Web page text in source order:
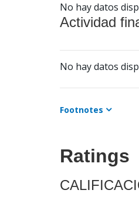
No hay datos
Actividad
No hay datos
Footnotes
Ratings